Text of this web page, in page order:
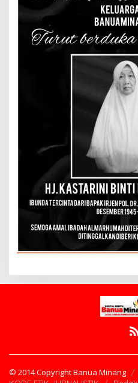
© 2014 Copyright Banua Minang